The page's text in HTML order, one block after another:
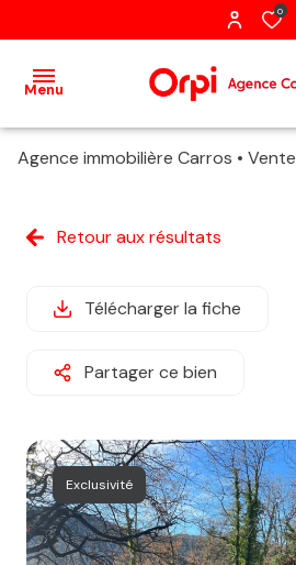
0
Menu
acheter
estimation
l'équipe
contact
Agence immobilière Carros Vente
Retour aux résultats
Télécharger la fiche
Partager ce bien
Exclusivité